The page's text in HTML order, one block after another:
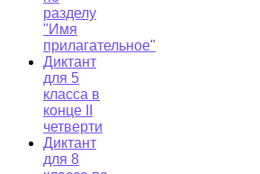
разделу
"Имя
прилагательное"
Диктант
для 5
класса в
конце II
четверти
Диктант
для 8